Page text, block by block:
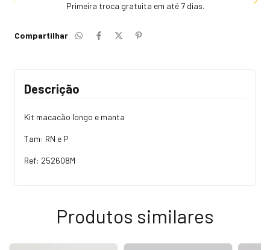
Primeira troca gratuita em até 7 dias.
Compartilhar
Descrição
Kit macacão longo e manta
Tam: RN e P
Ref: 252608M
Produtos similares